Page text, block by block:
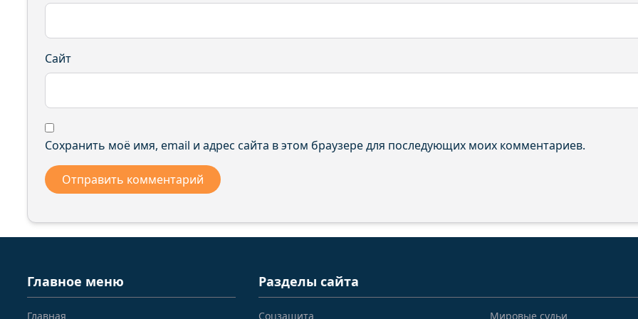
Сайт
Сохранить моё имя, email и адрес сайта в этом браузере для последующих моих комментариев.
Главное меню
Главная
Разделы сайта
Соцзащита Мировые судьи